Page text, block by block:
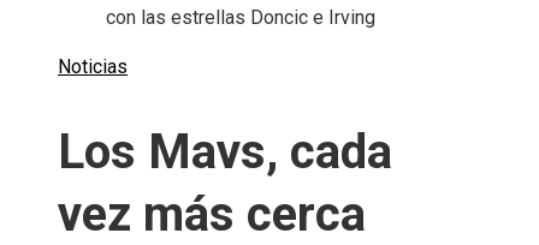
con las estrellas Doncic e Irving
Noticias
Los Mavs, cada
vez más cerca